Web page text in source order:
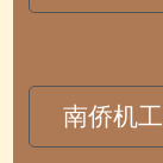
南侨机